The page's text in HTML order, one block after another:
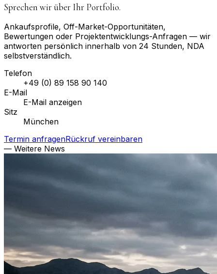
Sprechen wir über Ihr Portfolio.
Ankaufsprofile, Off-Market-Opportunitäten,
Bewertungen oder Projektentwicklungs-Anfragen — wir
antworten persönlich innerhalb von 24 Stunden, NDA
selbstverständlich.
Telefon
+49 (0) 89 158 90 140
E-Mail
E-Mail anzeigen
Sitz
München
Termin anfragenRückruf vereinbaren
— Weitere News